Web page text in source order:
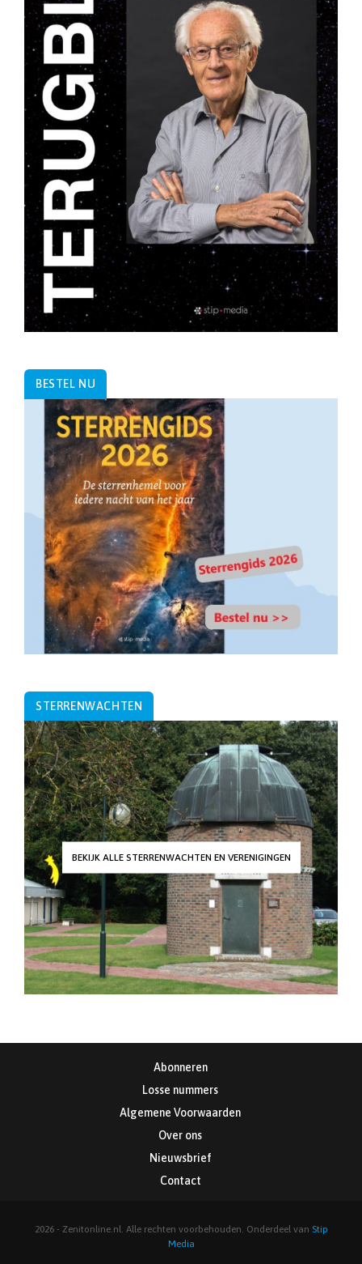
BESTEL NU
STERRENWACHTEN
BEKIJK ALLE STERRENWACHTEN EN VERENIGINGEN
Abonneren
Losse nummers
Algemene Voorwaarden
Over ons
Nieuwsbrief
Contact
2026 - Zenitonline.nl. Alle rechten voorbehouden. Onderdeel van Stip
Media